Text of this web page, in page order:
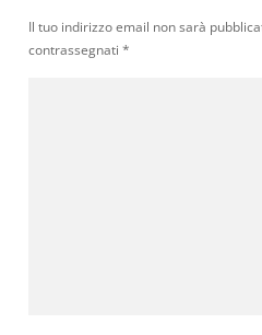
Il tuo indirizzo email non sarà
contrassegnati *